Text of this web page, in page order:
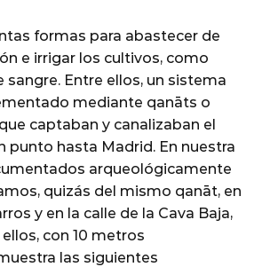
formas para abastecer de
e irrigar los cultivos, como
sangre. Entre ellos, un sistema
mediante qanāts o
captaban y canalizaban el
punto hasta Madrid. En nuestra
arqueológicamente
quizás del mismo qanāt, en
y en la calle de la Cava Baja,
con 10 metros
las siguientes